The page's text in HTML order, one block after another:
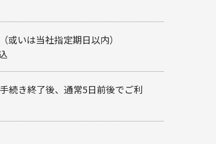
いは当社指定期日以内）
続き終了後、通常5日前後でご利